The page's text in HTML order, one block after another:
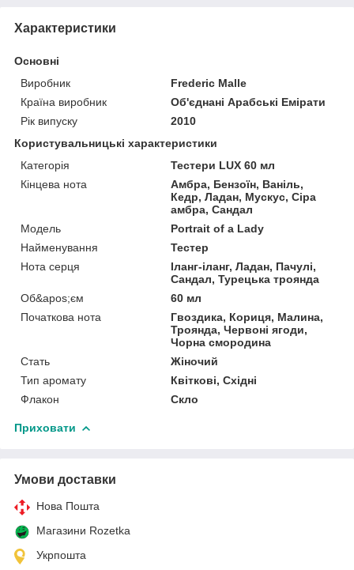
Характеристики
Основні
Виробник
Frederic Malle
Країна виробник
Об'єднані Арабські Емірати
Рік випуску
2010
Користувальницькі характеристики
Категорія
Тестери LUX 60 мл
Кінцева нота
Амбра, Бензоїн, Ваніль,
Кедр, Ладан, Мускус, Сіра
амбра, Сандал
Мoдель
Portrait of a Lady
Найменування
Тестер
Нота серця
Іланг-іланг, Ладан, Пачулі,
Сандал, Турецька троянда
Об&apos;єм
60 мл
Початкова нота
Гвоздика, Кориця, Малина,
Троянда, Червоні ягоди,
Чорна смородина
Стать
Жіночий
Тип аромату
Квіткові, Східні
Флакон
Скло
Приховати
Умови доставки
Нова Пошта
Магазини Rozetka
Укрпошта